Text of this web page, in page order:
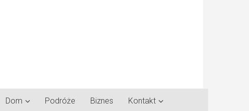
Dom Podróże Biznes Kontakt